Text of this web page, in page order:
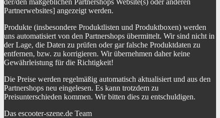
der/den maßgeblichen Partnershops Website(s) oder anderen
Partnerwebsites] angezeigt werden.
Produkte (insbesondere Produktlisten und Produktboxen) werden
uns automatisiert von den Partnershops übermittelt. Wir sind nicht in
der Lage, die Daten zu prüfen oder gar falsche Produktdaten zu
entfernen, bzw. zu korrigieren. Wir übernehmen daher keine
Gewährleistung für die Richtigkeit!
Die Preise werden regelmäßig automatisch aktualisiert und aus den
Partnershops neu eingelesen. Es kann trotzdem zu
Preisunterschieden kommen. Wir bitten dies zu entschuldigen.
Das escooter-szene.de Team